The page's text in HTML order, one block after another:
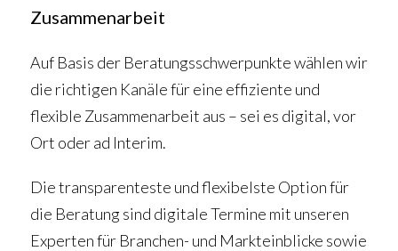
Zusammenarbeit
Auf Basis der Beratungsschwerpunkte wählen wir
die richtigen Kanäle für eine effiziente und
flexible Zusammenarbeit aus – sei es digital, vor
Ort oder ad Interim.
Die transparenteste und flexibelste Option für
die Beratung sind digitale Termine mit unseren
Experten für Branchen- und Markteinblicke sowie